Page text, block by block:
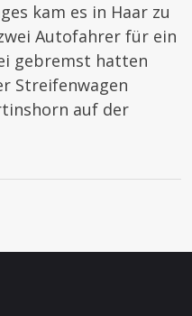
kam es in Haar zu
Autofahrer für ein
gebremst hatten
Streifenwagen
auf der